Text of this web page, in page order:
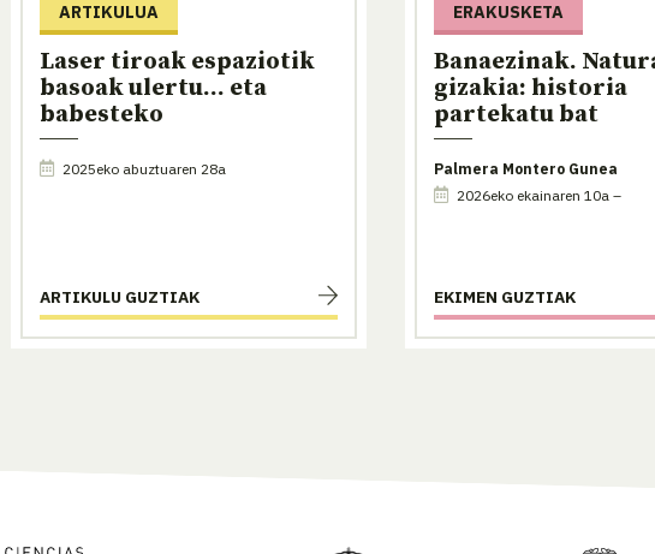
ARTIKULUA
Laser tiroak espaziotik
basoak ulertu... eta
babesteko
2025eko abuztuaren 28a
ARTIKULU GUZTIAK
ERAKUSKETA
Banaezinak.
gizakia: historia
partekatu bat
Palmera Montero Gunea
2026eko ekainaren 10a –
EKIMEN GUZTIAK